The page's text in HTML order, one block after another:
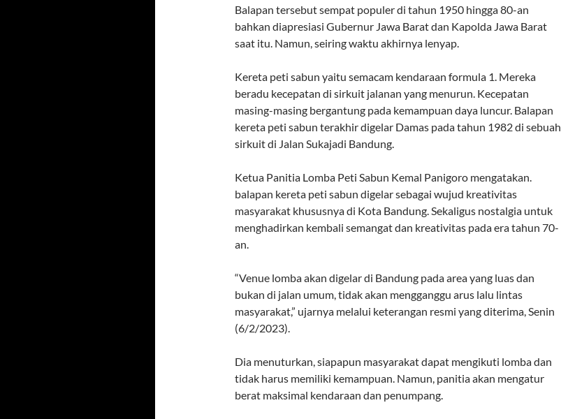
Balapan tersebut sempat populer di tahun 1950 hingga 80-an
bahkan diapresiasi Gubernur Jawa Barat dan Kapolda Jawa Barat
saat itu. Namun, seiring waktu akhirnya lenyap.
Kereta peti sabun yaitu semacam kendaraan formula 1. Mereka
beradu kecepatan di sirkuit jalanan yang menurun. Kecepatan
masing-masing bergantung pada kemampuan daya luncur. Balapan
kereta peti sabun terakhir digelar Damas pada tahun 1982 di sebuah
sirkuit di Jalan Sukajadi Bandung.
Ketua Panitia Lomba Peti Sabun Kemal Panigoro mengatakan.
balapan kereta peti sabun digelar sebagai wujud kreativitas
masyarakat khususnya di Kota Bandung. Sekaligus nostalgia untuk
menghadirkan kembali semangat dan kreativitas pada era tahun 70-
an.
“Venue lomba akan digelar di Bandung pada area yang luas dan
bukan di jalan umum, tidak akan mengganggu arus lalu lintas
masyarakat,” ujarnya melalui keterangan resmi yang diterima, Senin
(6/2/2023).
Dia menuturkan, siapapun masyarakat dapat mengikuti lomba dan
tidak harus memiliki kemampuan. Namun, panitia akan mengatur
berat maksimal kendaraan dan penumpang.